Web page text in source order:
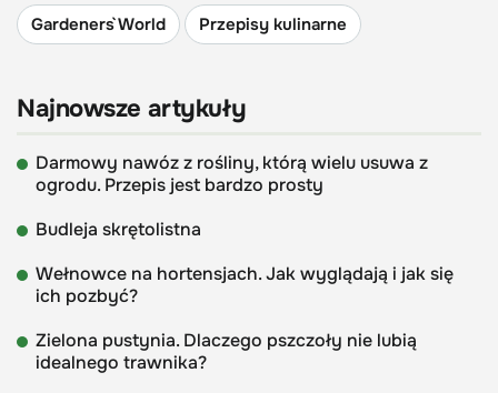
Gardeners` World Przepisy kulinarne
Najnowsze artykuły
Darmowy nawóz z rośliny, którą wielu usuwa z
ogrodu. Przepis jest bardzo prosty
Budleja skrętolistna
Wełnowce na hortensjach. Jak wyglądają i jak się
ich pozbyć?
Zielona pustynia. Dlaczego pszczoły nie lubią
idealnego trawnika?